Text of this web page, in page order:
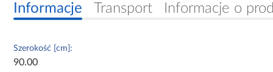
Informacje Transport Informacje o
Szerokość [cm]:
90.00